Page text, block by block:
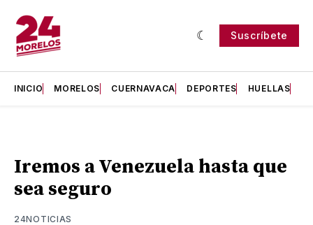
Suscríbete
INICIO MORELOS CUERNAVACA DEPORTES HUELLAS
Iremos a Venezuela hasta que
sea seguro
24NOTICIAS